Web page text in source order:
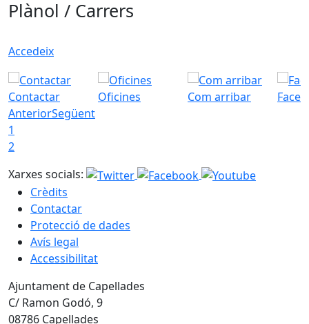
Plànol / Carrers
Accedeix
Contactar Oficines Com arribar
AnteriorSegüent
1
2
Xarxes socials:
Crèdits
Contactar
Protecció de dades
Avís legal
Accessibilitat
Ajuntament de Capellades
C/ Ramon Godó, 9
08786 Capellades